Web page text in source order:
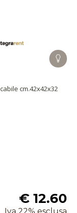
cm.42x42x32
€ 12.60